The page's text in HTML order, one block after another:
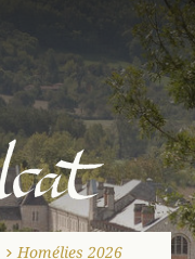
Homélies 2026